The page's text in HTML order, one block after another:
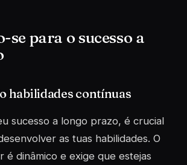
se para o sucesso a
habilidades contínuas
sucesso a longo prazo, é crucial
as tuas habilidades. O
é dinâmico e exige que estejas